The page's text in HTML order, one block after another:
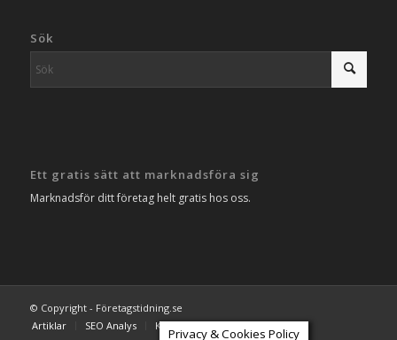
Sök
Ett gratis sätt att marknadsföra sig
Marknadsför ditt företag helt gratis hos oss.
© Copyright - Företagstidning.se
Artiklar
SEO Analys Kontakta oss
Privacy & Cookies Policy